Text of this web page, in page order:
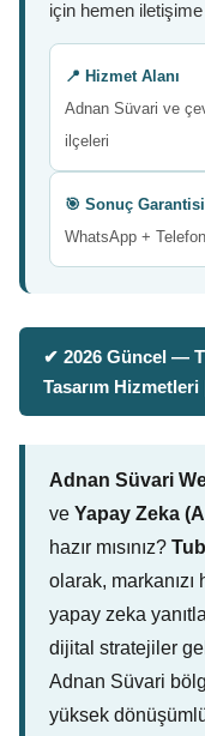
için hemen
📍 Hizmet Alanı
Adnan Süvari ve
ilçeleri
🎯 Sonuç Garantisi
WhatsApp +
✔ 2026 Güncel —
Tasarım Hizmetleri
Adnan Süvari
ve Yapay Zeka
hazır mısınız?
olarak,
yapay zeka
dijital stratejiler
Adnan Süvari
yüksek